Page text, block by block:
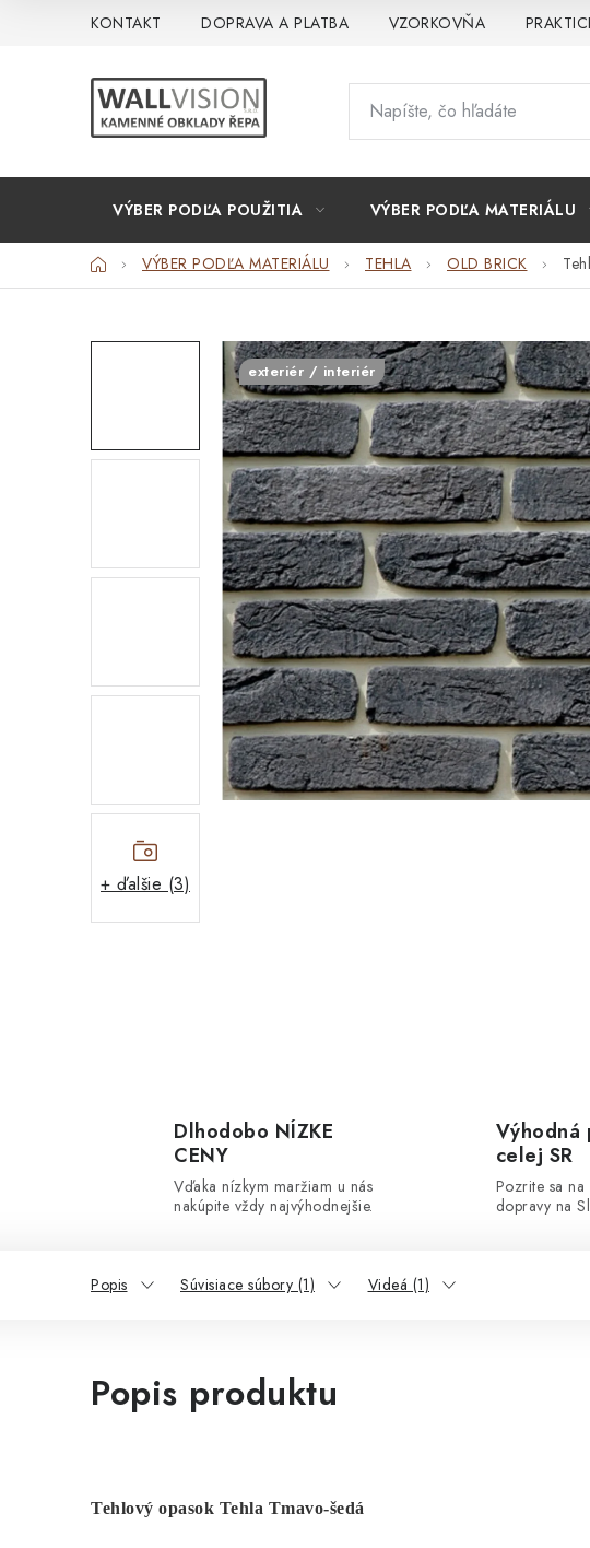
KONTAKT DOPRAVA A PLATBA VZORKOVŇA
VÝBER PODĽA POUŽITIA VÝBER PODĽA MATERIÁLU
DomovVÝBER PODĽA MATERIÁLU TEHLA OLD BRICK
+ ďalšie (3)
exteriér / interiér
Dlhodobo NÍZKE
CENY
Vďaka nízkym maržiam u nás
nakúpite vždy najvýhodnejšie.
Výhodná
celej SR
Pozrite sa na
dopravy na
Popis Súvisiace súbory (1) Videá (1)
Popis produktu
Tehlový opasok Tehla Tmavo-šedá